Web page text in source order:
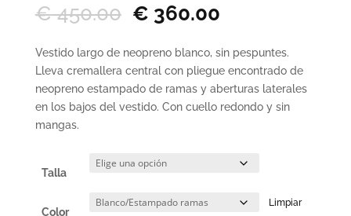
€450.00 El
precio
original
era:
€ 450.00.
€ 360.00El
actual
es:
€ 360.00.
Vestido largo de neopreno blanco, sin pespuntes.
Lleva cremallera central con pliegue encontrado de
neopreno estampado de ramas y aberturas laterales
en los bajos del vestido. Con cuello redondo y sin
mangas.
Talla
Color
Limpiar